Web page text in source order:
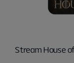
Stream House